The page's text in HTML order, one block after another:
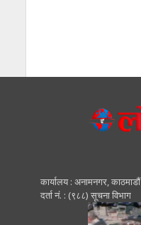
कार्यालय : अनामनगर, काठमाडाैं
दर्ता नं. : (९८८) सूचना विभाग